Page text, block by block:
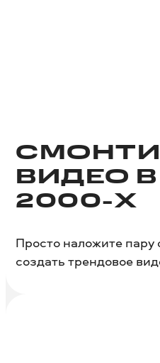
ВИДЕО
2000-Х
Просто наложите пару
создать трендовое